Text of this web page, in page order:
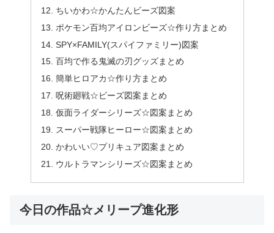
ちいかわ☆かんたんビーズ図案
ポケモン百均アイロンビーズ☆作り方まとめ
SPY×FAMILY(スパイファミリー)図案
百均で作る鬼滅の刃グッズまとめ
簡単ヒロアカ☆作り方まとめ
呪術廻戦☆ビーズ図案まとめ
仮面ライダーシリーズ☆図案まとめ
スーパー戦隊ヒーロー☆図案まとめ
かわいい♡プリキュア図案まとめ
ウルトラマンシリーズ☆図案まとめ
今日の作品☆メリープ進化形